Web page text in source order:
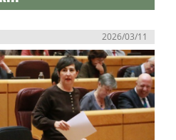
2026/03/11